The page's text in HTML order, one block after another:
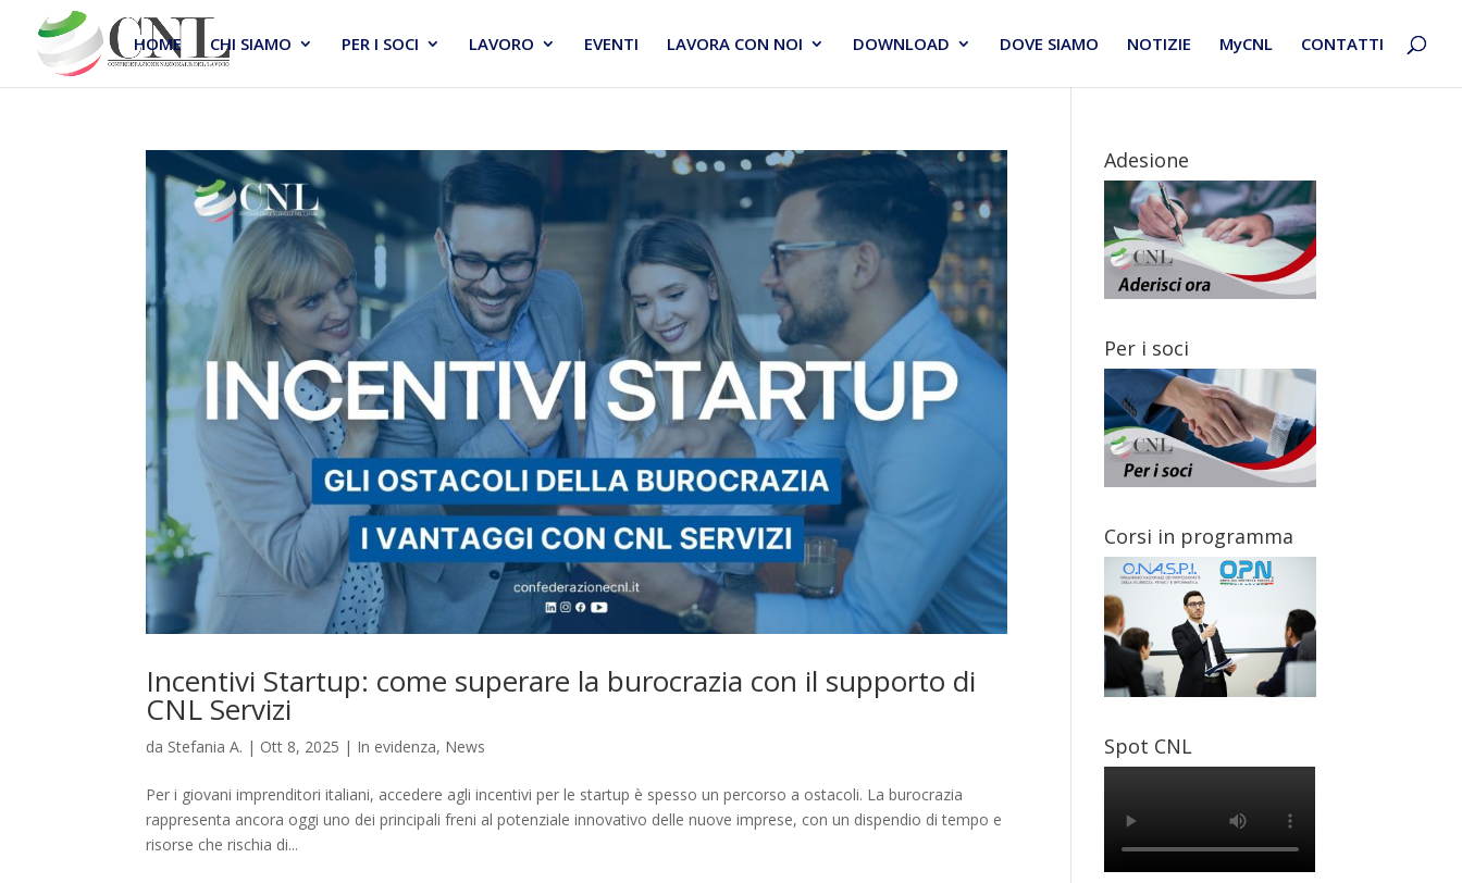
HOME CHI SIAMO PER I SOCI LAVORO EVENTI LAVORA CON NOI DOWNLOAD DOVE SIAMO NOTIZIE MyCNL CONTATTI
Incentivi Startup: come superare la burocrazia con il supporto di
CNL Servizi
da Stefania A. | Ott 8, 2025 | In evidenza, News
Per i giovani imprenditori italiani, accedere agli incentivi per le startup è spesso un percorso a ostacoli. La burocrazia
rappresenta ancora oggi uno dei principali freni al potenziale innovativo delle nuove imprese, con un dispendio di tempo e
risorse che rischia di...
Adesione
Per i soci
Corsi in programma
Spot CNL